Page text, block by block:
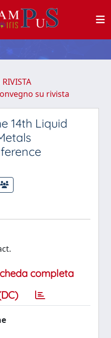
su rivista
14th Liquid
completa